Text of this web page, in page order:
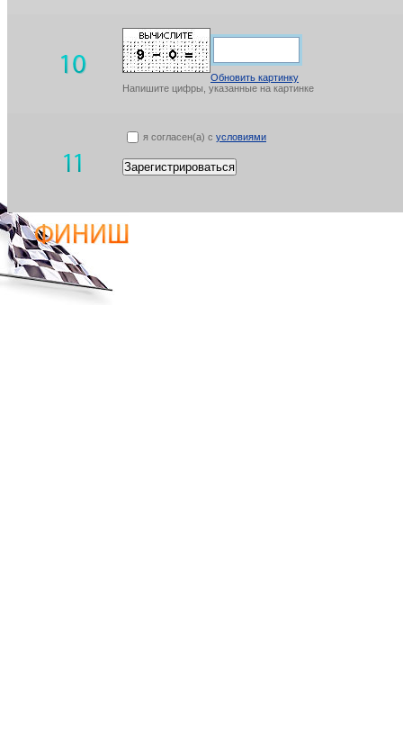
Обновить картинку
Напишите цифры, указанные на картинке
я согласен(а) с условиями
Зарегистрироваться